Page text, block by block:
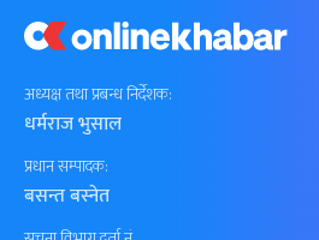
अध्यक्ष तथा प्रबन्ध निर्देशक:
धर्मराज भुसाल
प्रधान सम्पादक:
बसन्त बस्नेत